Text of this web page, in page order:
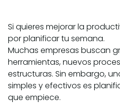
Si quieres mejorar la
por planificar tu semana.
Muchas empresas buscan
herramientas, nuevos
estructuras. Sin embargo,
simples y efectivos es
que empiece.